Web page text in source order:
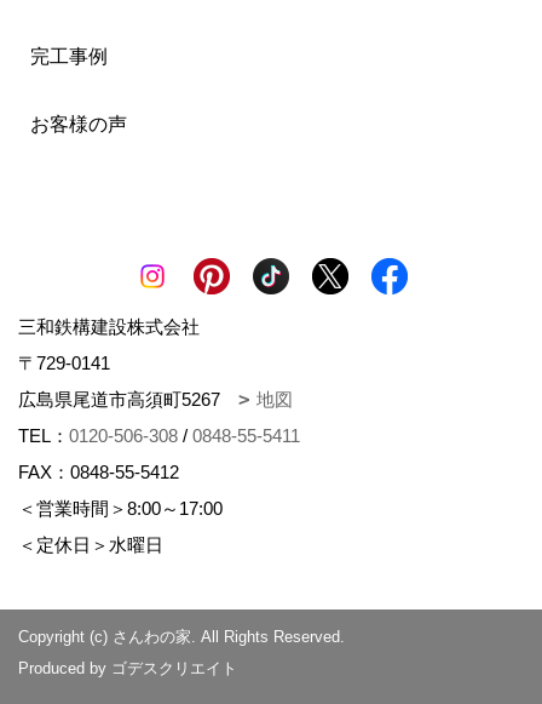
完工事例
お客様の声
三和鉄構建設株式会社
〒729-0141
広島県尾道市高須町5267
地図
TEL： 0120-506-308 / 0848-55-5411
FAX：0848-55-5412
＜営業時間＞8:00～17:00
＜定休日＞水曜日
Copyright (c) さんわの家. All Rights Reserved.
Produced by ゴデスクリエイト